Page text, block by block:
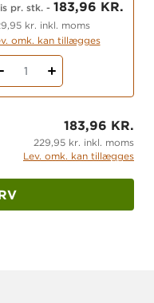
pr. stk.- 183,96 KR.
kr. inkl. moms
omk. kan tillægges
1
183,96 KR.
229,95 kr. inkl. moms
Lev. omk. kan tillægges